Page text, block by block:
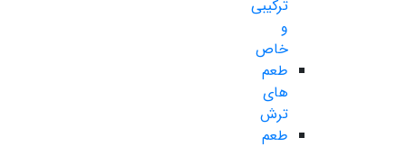
ترکیبی
و
خاص
طعم
های
ترش
طعم